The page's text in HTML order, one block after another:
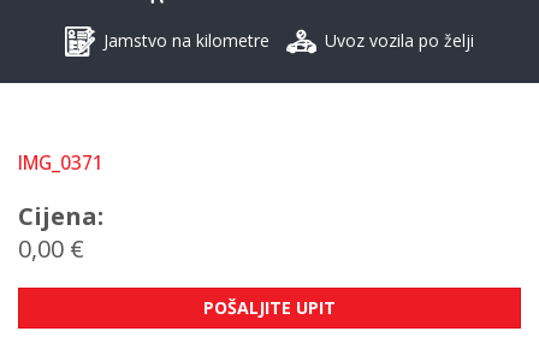
Jamstvo na kilometre Uvoz vozila po želji
IMG_0371
Cijena:
0,00 €
POŠALJITE UPIT